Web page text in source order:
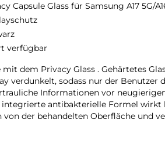
Capsule Glass für Samsung A17 5G/
verfügbar
dem Privacy Glass . Gehärtetes
verdunkelt, sodass nur der Benutzer
Informationen vor
integrierte antibakterielle Formel
der behandelten Oberfläche und